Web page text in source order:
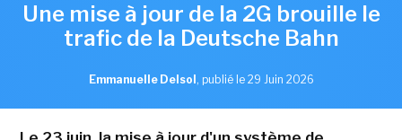
Une mise à jour de la 2G brouille le
trafic de la Deutsche Bahn
Emmanuelle Delsol , publié le 29 Juin 2026